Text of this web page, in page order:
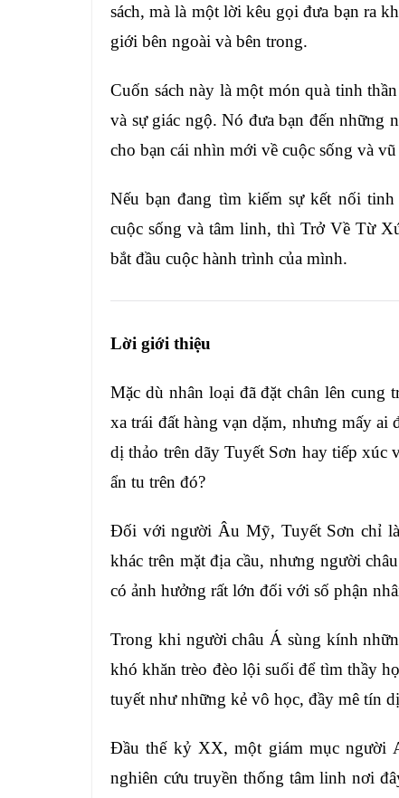
sách, mà là một lời kêu gọi đưa bạn ra
giới bên ngoài và bên trong.
Cuốn sách này là một món quà tinh
và sự giác ngộ. Nó đưa bạn đến những
cho bạn cái nhìn mới về cuộc sống và
Nếu bạn đang tìm kiếm sự kết nối
cuộc sống và tâm linh, thì Trở Về Từ
bắt đầu cuộc hành trình của mình.
Lời giới thiệu
Mặc dù nhân loại đã đặt chân lên cung
xa trái đất hàng vạn dặm, nhưng mấy
dị thảo trên dãy Tuyết Sơn hay tiếp xúc
ẩn tu trên đó?
Đối với người Âu Mỹ, Tuyết Sơn chỉ
khác trên mặt địa cầu, nhưng người
có ảnh hưởng rất lớn đối với số phận
Trong khi người châu Á sùng kính
khó khăn trèo đèo lội suối để tìm thầy
tuyết như những kẻ vô học, đầy mê tín
Đầu thế kỷ XX, một giám mục người
nghiên cứu truyền thống tâm linh nơi